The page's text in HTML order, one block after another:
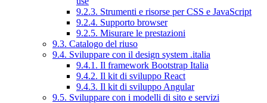
9.2.3. Strumenti e risorse per CSS e JavaScript
9.2.4. Supporto browser
9.2.5. Misurare le prestazioni
9.3. Catalogo del riuso
9.4. Sviluppare con il design system .italia
9.4.1. Il framework Bootstrap Italia
9.4.2. Il kit di sviluppo React
9.4.3. Il kit di sviluppo Angular
9.5. Sviluppare con i modelli di sito e servizi